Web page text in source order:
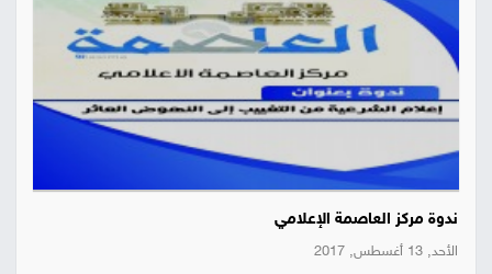
ندوة مركز العاصمة الإعلامي
الأحد, 13 أغسطس, 2017